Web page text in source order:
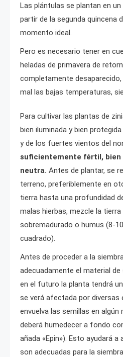
Las plántulas se plantan en
partir de la segunda quincena
momento ideal.
Pero es necesario tener en
heladas de primavera de
completamente
mal las bajas temperaturas,
Para cultivar las plantas de
bien iluminada y bien
y de los fuertes vientos del
suficientemente fértil, bien
neutra. Antes de plantar, se
terreno, preferiblemente en
tierra hasta una profundidad
malas hierbas, mezcle la
sobremadurado o humus (8-
cuadrado).
Antes de proceder a la
adecuadamente el material
en el futuro la planta tendrá
se verá afectada por diversas
envuelva las semillas en algún
deberá humedecer a fondo
añada «Epin»). Esto ayudará a
son adecuadas para la